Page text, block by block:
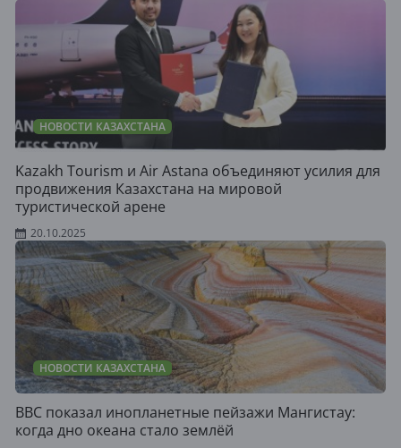
НОВОСТИ КАЗАХСТАНА
Kazakh Tourism и Air Astana объединяют усилия для
продвижения Казахстана на мировой
туристической арене
20.10.2025
НОВОСТИ КАЗАХСТАНА
BBC показал инопланетные пейзажи Мангистау:
когда дно океана стало землёй